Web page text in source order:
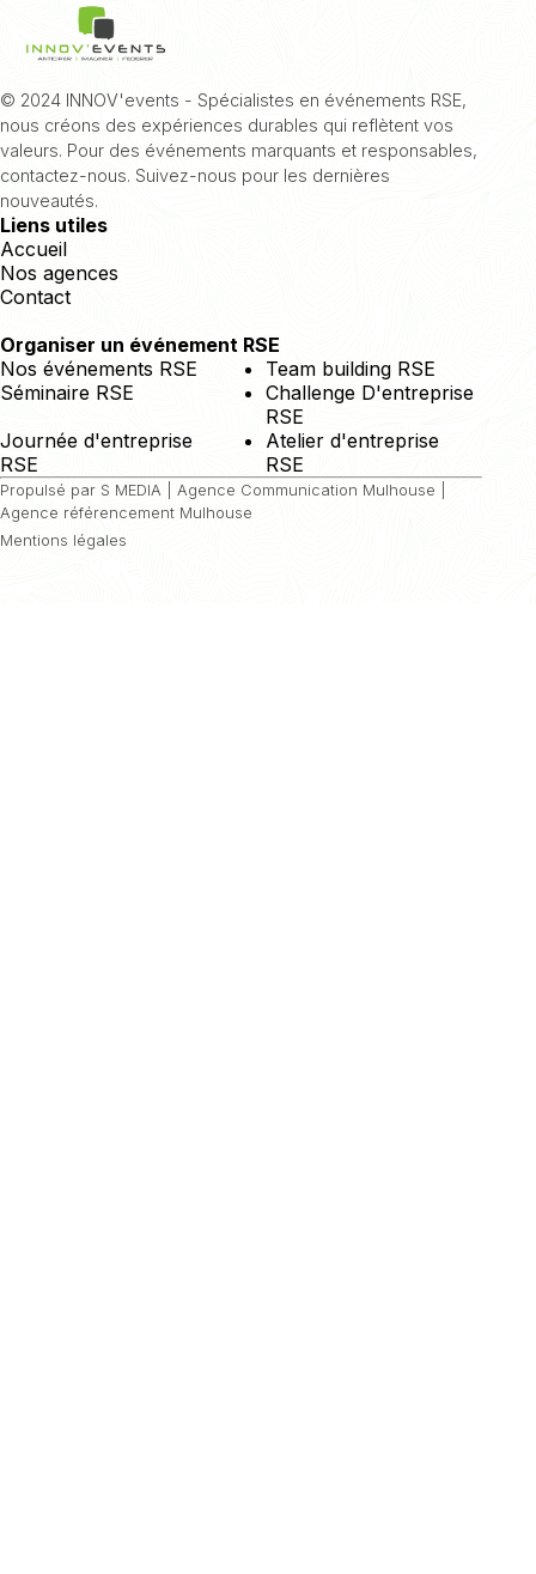
© 2024 INNOV'events - Spécialistes en événements RSE,
nous créons des expériences durables qui reflètent vos
valeurs. Pour des événements marquants et responsables,
contactez-nous. Suivez-nous pour les dernières
nouveautés.
Liens utiles
Accueil
Nos agences
Contact
Organiser un événement RSE
Nos événements RSE
Team building RSE
Séminaire RSE
Challenge D'entreprise
RSE
Journée d'entreprise
RSE
Atelier d'entreprise
RSE
Propulsé par S MEDIA | Agence Communication Mulhouse
Agence référencement Mulhouse
Mentions légales